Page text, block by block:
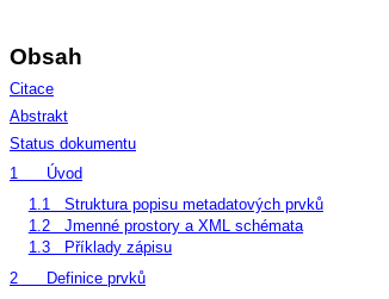
Obsah
Citace
Abstrakt
Status dokumentu
1
Úvod
1.1
Struktura popisu metadatových prvků
1.2
Jmenné prostory a XML schémata
1.3
Příklady zápisu
2
Definice prvků